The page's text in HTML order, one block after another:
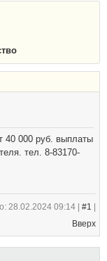
40 000 руб. выплаты
тел. 8-83170-
28.02.2024 09:14 | #1
Вверх